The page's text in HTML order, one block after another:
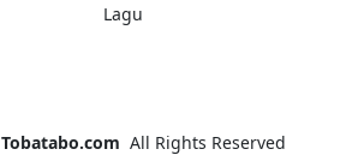
Lagu
Tobatabo.com All Rights Reserved